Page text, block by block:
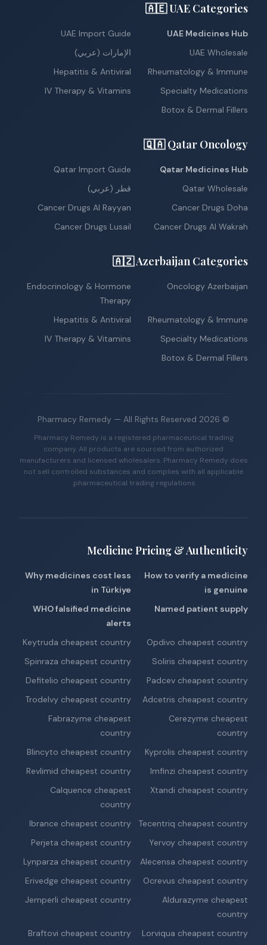
🇦🇪 UAE Categories
UAE Medicines Hub
UAE Import Guide
UAE Wholesale
الإمارات (عربي)
Rheumatology & Immune
Hepatitis & Antiviral
Specialty Medications
IV Therapy & Vitamins
Botox & Dermal Fillers
🇶🇦 Qatar Oncology
Qatar Medicines Hub
Qatar Import Guide
Qatar Wholesale
قطر (عربي)
Cancer Drugs Doha
Cancer Drugs Al Rayyan
Cancer Drugs Al Wakrah
Cancer Drugs Lusail
🇦🇿 Azerbaijan Categories
Oncology Azerbaijan
Endocrinology & Hormone
Therapy
Rheumatology & Immune
Hepatitis & Antiviral
Specialty Medications
IV Therapy & Vitamins
Botox & Dermal Fillers
©
2026
Pharmacy Remedy — All Rights Reserved
Pharmacy Remedy is a registered pharmaceutical trading
company. All products are sourced from authorized
manufacturers and licensed wholesalers. Pharmacy Remedy does
not sell controlled substances and complies with all applicable
pharmaceutical trading regulations.
Medicine Pricing & Authenticity
Why medicines cost less
in Türkiye
How to verify a medicine
is genuine
WHO falsified medicine
alerts
Named patient supply
Keytruda cheapest country
Opdivo cheapest country
Spinraza cheapest country
Soliris cheapest country
Defitelio cheapest country
Padcev cheapest country
Trodelvy cheapest country
Adcetris cheapest country
Fabrazyme cheapest
country
Cerezyme cheapest
country
Blincyto cheapest country
Kyprolis cheapest country
Revlimid cheapest country
Imfinzi cheapest country
Calquence cheapest
country
Xtandi cheapest country
Ibrance cheapest country
Tecentriq cheapest country
Perjeta cheapest country
Yervoy cheapest country
Lynparza cheapest country
Alecensa cheapest country
Erivedge cheapest country
Ocrevus cheapest country
Jemperli cheapest country
Aldurazyme cheapest
country
Braftovi cheapest country
Lorviqua cheapest country